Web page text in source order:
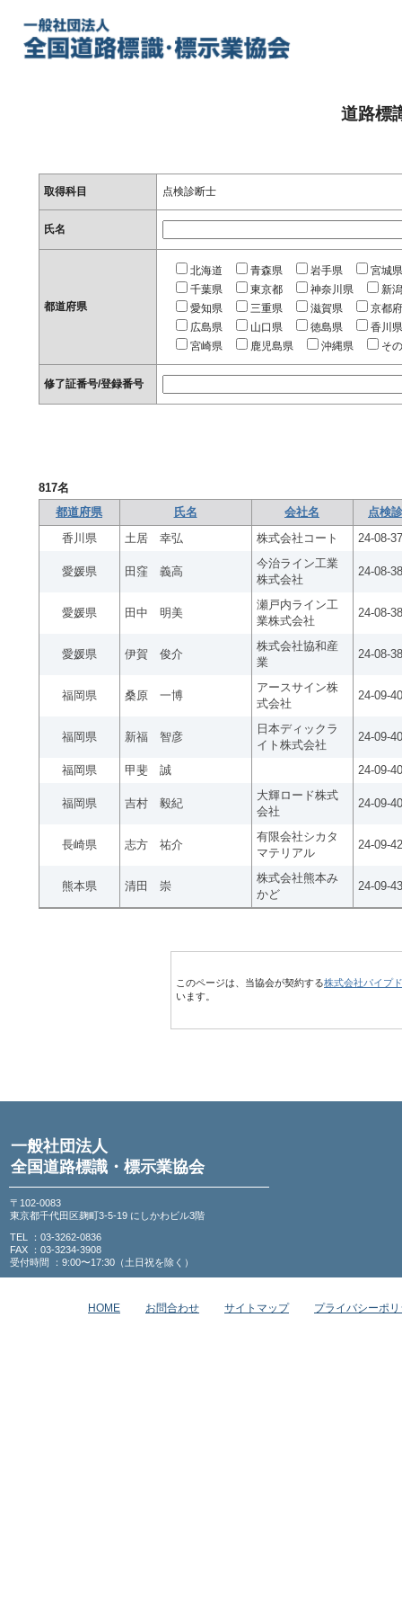
道路標
取得科目 点検診断士
氏名
都道府県
北海道 青森県 岩手県
宮城県
千葉県
東京都 神奈川県
新
愛知県
三重県 滋賀県
京都府
広島県
山口県 徳島県
香川県
宮崎県
鹿児島県 沖縄県 そ
修了証番号/登録番号
817名
都道府県
氏名 会社名
点検
香川県
土居 幸弘 株式会社コート 24-08-
愛媛県 田窪 義高
今治ライン工業
株式会社
24-08-
愛媛県 田中 明美
瀬戸内ライン工
業株式会社
24-08-
愛媛県 伊賀 俊介
株式会社協和産
業
24-08-
福岡県 桑原 一博
アースサイン株
式会社
24-09-
福岡県 新福 智彦
日本ディックラ
イト株式会社
24-09-
福岡県 甲斐 誠 24-09-
福岡県 吉村 毅紀
大輝ロード株式
会社
24-09-
長崎県 志方 祐介
有限会社シカタ
マテリアル
24-09-
熊本県 清田 崇
株式会社熊本み
かど
24-09-
このページは、当協会が契約する株式会社パイプ
います。
一般社団法人
全国道路標識・標示業協会
〒102-0083
東京都千代田区麹町3-5-19 にしかわビル3階
TEL ：03-3262-0836
FAX ：03-3234-3908
受付時間 ：9:00〜17:30（土日祝を除く）
HOME お問合わせ サイトマップ プライバシーポ